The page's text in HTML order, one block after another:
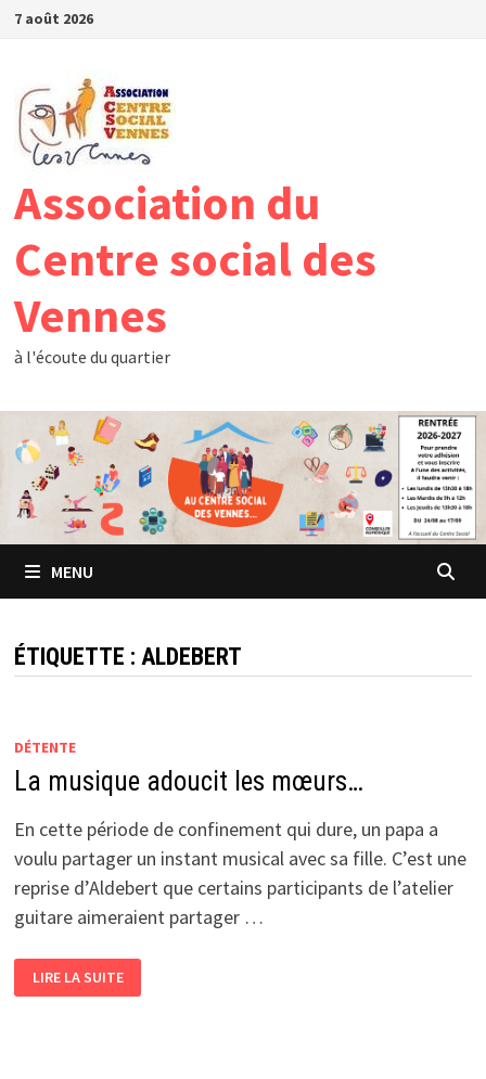
Passer
7 août 2026
Association du
Centre social des
Vennes
à l'écoute du quartier
MENU
ÉTIQUETTE : ALDEBERT
DÉTENTE
La musique adoucit les mœurs…
En cette période de confinement qui dure, un papa a
voulu partager un instant musical avec sa fille. C’est une
reprise d’Aldebert que certains participants de l’atelier
guitare aimeraient partager …
MUSIQUE
ADOUCIT
LIRE LA SUITE